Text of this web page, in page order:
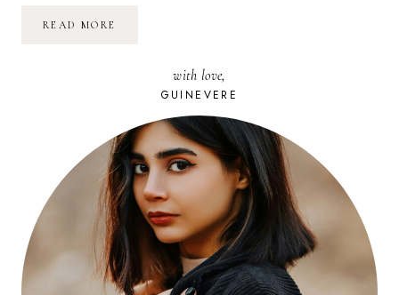
READ MORE
L’INCROYABLE
with love,
GUINEVERE